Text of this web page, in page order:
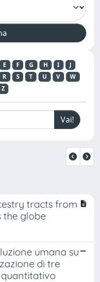
E F G H I
J
R S T U V
W
Z
tracts from
the globe
umana su
di tre